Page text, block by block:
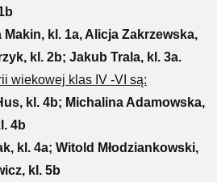
Makin, kl. 1a, Alicja Zakrzewska,
kl. 2b; Jakub Trala, kl. 3a.
wiekowej klas IV -VI są:
kl. 4b; Michalina Adamowska,
4b
kl. 4a; Witold Młodziankowski,
kl. 5b